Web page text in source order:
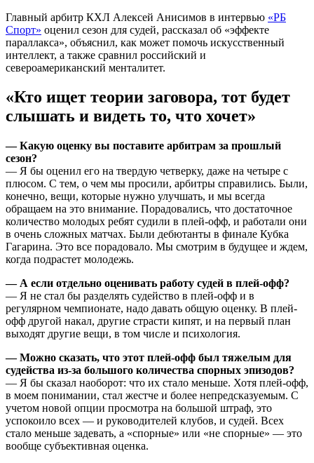
Главный арбитр КХЛ Алексей Анисимов в интервью «РБ
Спорт» оценил сезон для судей, рассказал об «эффекте
параллакса», объяснил, как может помочь искусственный
интеллект, а также сравнил российский и
североамериканский менталитет.
«Кто ищет теории заговора, тот будет
слышать и видеть то, что хочет»
— Какую оценку вы поставите арбитрам за прошлый
сезон?
— Я бы оценил его на твердую четверку, даже на четыре с
плюсом. С тем, о чем мы просили, арбитры справились. Были,
конечно, вещи, которые нужно улучшать, и мы всегда
обращаем на это внимание. Порадовались, что достаточное
количество молодых ребят судили в плей-офф, и работали они
в очень сложных матчах. Были дебютанты в финале Кубка
Гагарина. Это все порадовало. Мы смотрим в будущее и ждем,
когда подрастет молодежь.
— А если отдельно оценивать работу судей в плей-офф?
— Я не стал бы разделять судейство в плей-офф и в
регулярном чемпионате, надо давать общую оценку. В плей-
офф другой накал, другие страсти кипят, и на первый план
выходят другие вещи, в том числе и психология.
— Можно сказать, что этот плей-офф был тяжелым для
судейства из-за большого количества спорных эпизодов?
— Я бы сказал наоборот: что их стало меньше. Хотя плей-офф,
в моем понимании, стал жестче и более непредсказуемым. С
учетом новой опции просмотра на большой штраф, это
успокоило всех — и руководителей клубов, и судей. Всех
стало меньше задевать, а «спорные» или «не спорные» — это
вообще субъективная оценка.